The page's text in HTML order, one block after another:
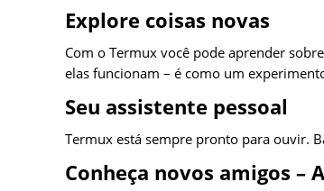
Explore coisas novas
Com o Termux você pode aprender
elas funcionam – é como um
Seu assistente pessoal
Termux está sempre pronto para ouvir.
Conheça novos amigos –